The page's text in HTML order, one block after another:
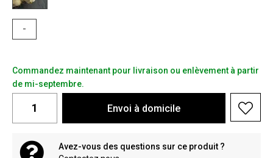
-
Commandez maintenant pour livraison ou enlèvement à partir
de mi-septembre.
Envoi à domicile
Avez-vous des questions sur ce produit ?